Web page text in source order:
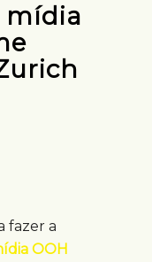
mídia
fazer a
OOH